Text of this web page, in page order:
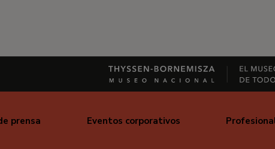
prensa Eventos corporativos